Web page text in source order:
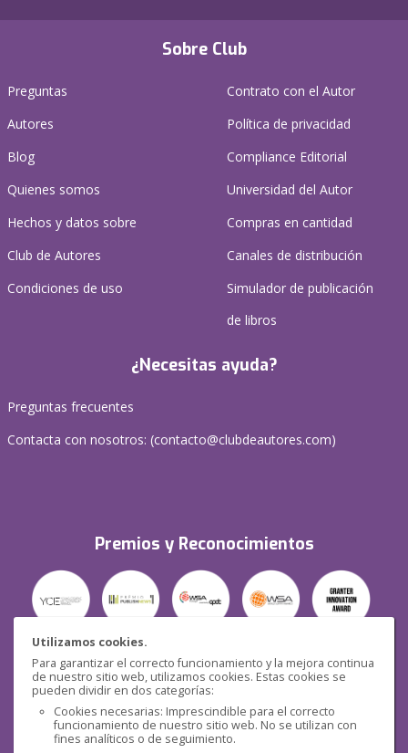
Utilizamos cookies.
Para garantizar el correcto funcionamiento y la mejora continua
de nuestro sitio web, utilizamos cookies. Estas cookies se
pueden dividir en dos categorías:
Cookies necesarias: Imprescindible para el correcto
funcionamiento de nuestro sitio web. No se utilizan con
fines analíticos o de seguimiento.
Sobre Club
Preguntas
Autores
Blog
Quienes somos
Hechos y datos sobre
Club de Autores
Condiciones de uso
Contrato con el Autor
Política de privacidad
Compliance Editorial
Universidad del Autor
Compras en cantidad
Canales de distribución
Simulador de publicación
de libros
¿Necesitas ayuda?
Preguntas frecuentes
Contacta con nosotros: (contacto@clubdeautores.com)
Premios y Reconocimientos
Seguridad